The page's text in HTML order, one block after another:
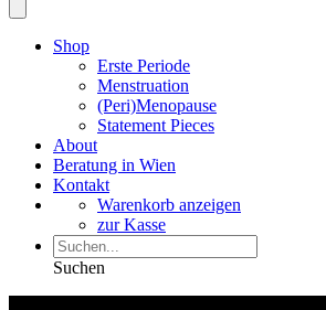
Shop
Erste Periode
Menstruation
(Peri)Menopause
Statement Pieces
About
Beratung in Wien
Kontakt
Warenkorb anzeigen
zur Kasse
Suchen